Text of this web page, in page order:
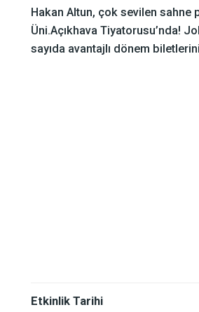
Hakan Altun, çok sevilen sahne
Üni.Açıkhava Tiyatorusu’nda!
sayıda avantajlı dönem
Etkinlik Tarihi